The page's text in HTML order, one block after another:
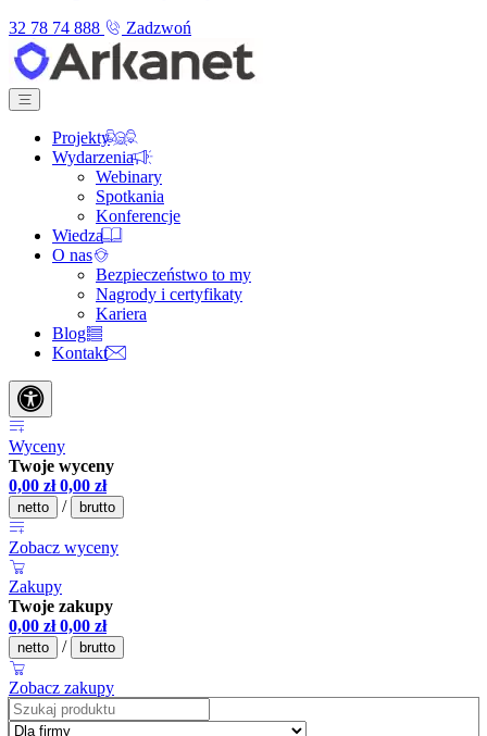
32 78 74 888
Zadzwoń
Projekty
Wydarzenia
Webinary
Spotkania
Konferencje
Wiedza
O nas
Bezpieczeństwo to my
Nagrody i certyfikaty
Kariera
Blog
Kontakt
Wyceny
Twoje wyceny
0,00 zł 0,00 zł
netto / brutto
Zobacz wyceny
Zakupy
Twoje zakupy
0,00 zł 0,00 zł
netto / brutto
Zobacz zakupy